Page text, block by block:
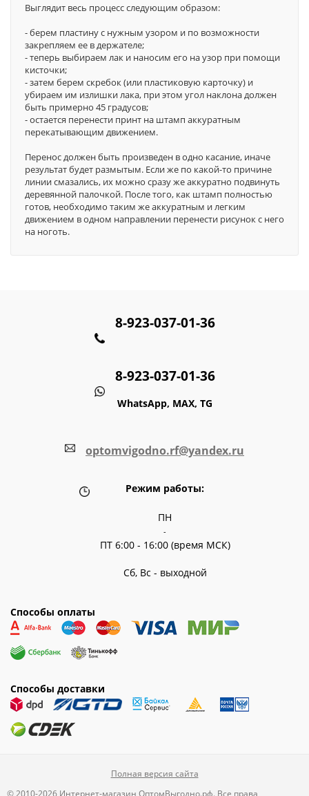
Выглядит весь процесс следующим образом:
- берем пластину с нужным узором и по возможности
закрепляем ее в держателе;
- теперь выбираем лак и наносим его на узор при помощи
кисточки;
- затем берем скребок (или пластиковую карточку) и
убираем им излишки лака, при этом угол наклона должен
быть примерно 45 градусов;
- остается перенести принт на штамп аккуратным
перекатывающим движением.
Перенос должен быть произведен в одно касание, иначе
результат будет размытым. Если же по какой-то причине
линии смазались, их можно сразу же аккуратно подвинуть
деревянной палочкой. После того, как штамп полностью
готов, необходимо таким же аккуратным и легким
движением в одном направлении перенести рисунок с него
на ноготь.
8-923-037-01-36
8-923-037-01-36
WhatsApp, MAX, TG
optomvigodno.rf@yandex.ru
Режим работы:
ПН
-
ПТ 6:00 - 16:00 (время МСК)
Сб, Вс - выходной
Способы оплаты
Способы доставки
Полная версия сайта
© 2010-2026 Интернет-магазин ОптомВыгодно.рф. Все права